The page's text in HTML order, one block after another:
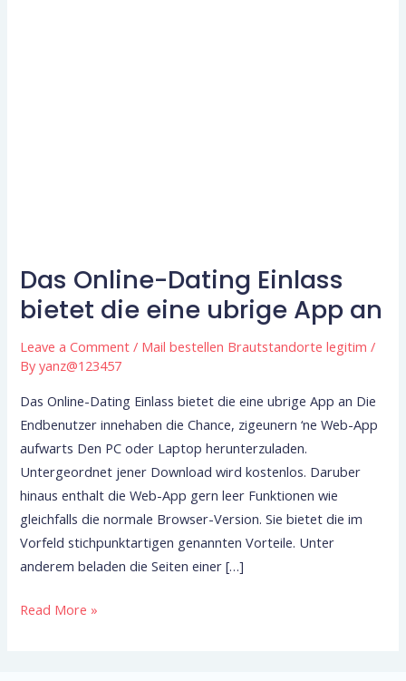
Das Online-Dating Einlass
bietet die eine ubrige App an
Leave a Comment / Mail bestellen Brautstandorte legitim /
Byyanz@123457
Das Online-Dating Einlass bietet die eine ubrige App an Die
Endbenutzer innehaben die Chance, zigeunern ‘ne Web-App
aufwarts Den PC oder Laptop herunterzuladen.
Untergeordnet jener Download wird kostenlos. Daruber
hinaus enthalt die Web-App gern leer Funktionen wie
gleichfalls die normale Browser-Version. Sie bietet die im
Vorfeld stichpunktartigen genannten Vorteile. Unter
anderem beladen die Seiten einer […]
Das
Online-
Dating
Einlass
bietet
die
eine
ubrige
App
an
Read More »